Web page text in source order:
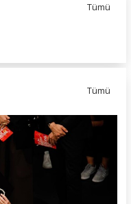
Tümü
Tümü